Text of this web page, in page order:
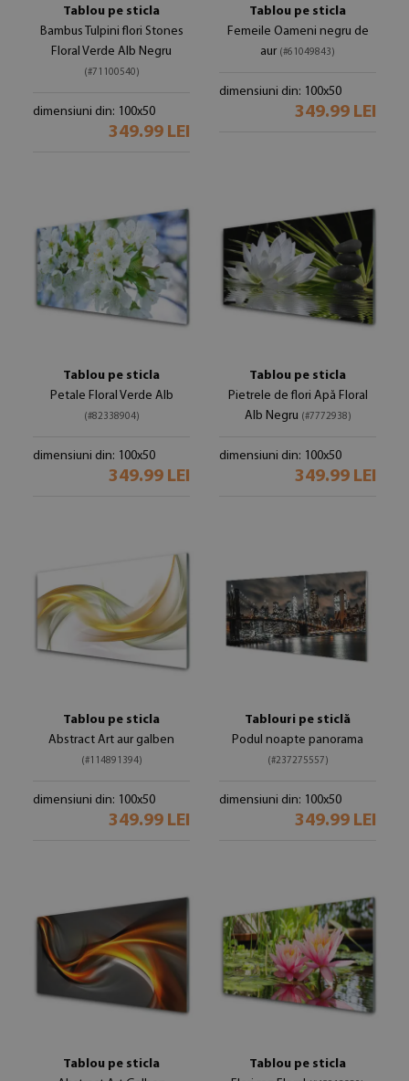
Tablou pe sticla
Bambus Tulpini flori Stones
Floral Verde Alb Negru
(#71100540)
dimensiuni din: 100x50
349.99 LEI
Tablou pe sticla
Femeile Oameni negru de
aur (#61049843)
dimensiuni din: 100x50
349.99 LEI
Tablou pe sticla
Petale Floral Verde Alb
(#82338904)
dimensiuni din: 100x50
349.99 LEI
Tablou pe sticla
Pietrele de flori Apă Floral
Alb Negru (#7772938)
dimensiuni din: 100x50
349.99 LEI
Tablou pe sticla
Abstract Art aur galben
(#114891394)
dimensiuni din: 100x50
349.99 LEI
Tablouri pe sticlă
Podul noapte panorama
(#237275557)
dimensiuni din: 100x50
349.99 LEI
Tablou pe sticla
Tablou pe sticla